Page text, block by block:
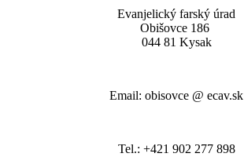
Evanjelický farský úrad
Obišovce 186
044 81 Kysak
Email: obisovce @ ecav.sk
Tel.: +421 902 277 898